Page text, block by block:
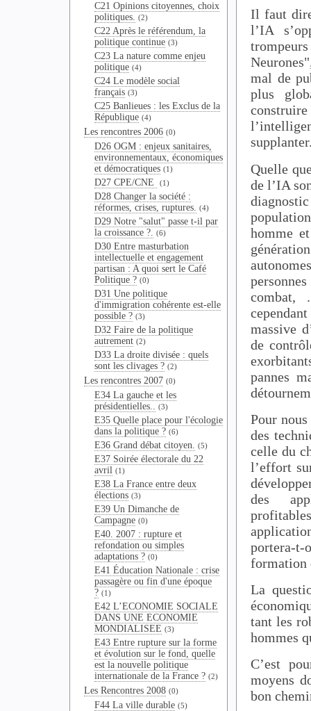
C21 Opinions citoyennes, choix
politiques. (2)
C22 Après le référendum, la
politique continue (3)
C23 La nature comme enjeu
politique (4)
C24 Le modèle social
français (3)
C25 Banlieues : les Exclus de la
République (4)
Les rencontres 2006 (0)
D26 OGM : enjeux sanitaires,
environnementaux, économiques
et démocratiques (1)
D27 CPE/CNE (1)
D28 Changer la société :
réformes, crises, ruptures. (4)
D29 Notre "salut" passe t-il par
la croissance ?. (6)
D30 Entre masturbation
intellectuelle et engagement
partisan : A quoi sert le Café
Politique ? (0)
D31 Une politique
d'immigration cohérente est-elle
possible ? (3)
D32 Faire de la politique
autrement (2)
D33 La droite divisée : quels
sont les clivages ? (2)
Les rencontres 2007 (0)
E34 La gauche et les
présidentielles.. (3)
E35 Quelle place pour l'écologie
dans la politique ? (6)
E36 Grand débat citoyen. (5)
E37 Soirée électorale du 22
avril (1)
E38 La France entre deux
élections (3)
E39 Un Dimanche de
Campagne (0)
E40. 2007 : rupture et
refondation ou simples
adaptations ? (0)
E41 Éducation Nationale : crise
passagère ou fin d'une époque
? (1)
E42 L’ECONOMIE SOCIALE
DANS UNE ECONOMIE
MONDIALISEE (3)
E43 Entre rupture sur la forme
et évolution sur le fond, quelle
est la nouvelle politique
internationale de la France ? (2)
Les Rencontres 2008 (0)
F44 La ville durable (5)
Il faut
l’IA
mal de
plus
Quelle
de l’IA
homme
combat,
massive
de
pannes
Pour
des
celle du
l’effort
des
portera-
formation
La
tant les
hommes
C’est
moyens
bon